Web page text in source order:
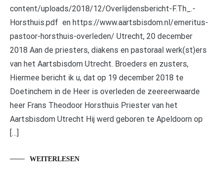
content/uploads/2018/12/Overlijdensbericht-F.Th_.-
Horsthuis.pdf en https://www.aartsbisdom.nl/emeritus-
pastoor-horsthuis-overleden/ Utrecht, 20 december
2018 Aan de priesters, diakens en pastoraal werk(st)ers
van het Aartsbisdom Utrecht. Broeders en zusters,
Hiermee bericht ik u, dat op 19 december 2018 te
Doetinchem in de Heer is overleden de zeereerwaarde
heer Frans Theodoor Horsthuis Priester van het
Aartsbisdom Utrecht Hij werd geboren te Apeldoorn op
[…]
WEITERLESEN